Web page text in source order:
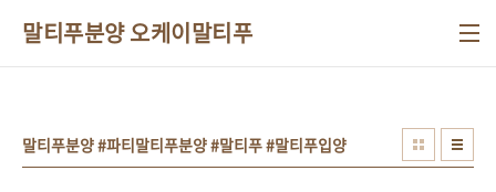
말티푸분양 오케이말티푸
말티푸분양 #파티말티푸분양 #말티푸 #말티푸입양